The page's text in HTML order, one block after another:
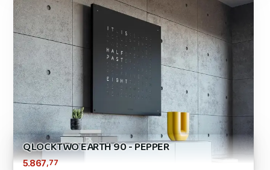
QLOCKTWO EARTH 90 - PEPPER
5.867 ,77